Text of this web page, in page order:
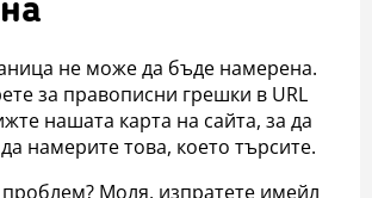
не може да бъде намерена.
за правописни грешки в URL
нашата карта на сайта, за да
намерите това, което търсите.
проблем? Моля, изпратете имейл